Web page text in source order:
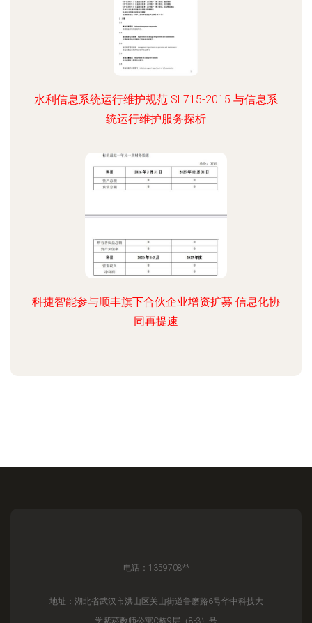
水利信息系统运行维护规范 SL715-2015 与信息系
统运行维护服务探析
科捷智能参与顺丰旗下合伙企业增资扩募 信息化协
同再提速
电话：1359708**
地址：湖北省武汉市洪山区关山街道鲁磨路6号华中科技大
学紫菘教师公寓C栋9层（8-3）号